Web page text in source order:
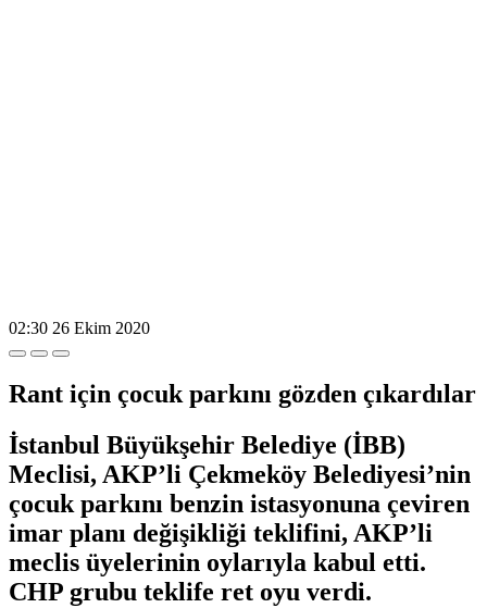
02:30 26 Ekim 2020
Rant için çocuk parkını gözden çıkardılar
İstanbul Büyükşehir Belediye (İBB)
Meclisi, AKP’li Çekmeköy Belediyesi’nin
çocuk parkını benzin istasyonuna çeviren
imar planı değişikliği teklifini, AKP’li
meclis üyelerinin oylarıyla kabul etti.
CHP grubu teklife ret oyu verdi.